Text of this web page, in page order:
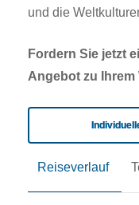
und die
Fordern Sie jetzt
Angebot zu
Reiseverlauf